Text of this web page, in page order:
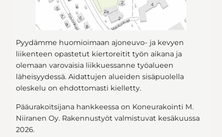
Pyydämme huomioimaan ajoneuvo- ja kevyen
liikenteen opastetut kiertoreitit työn aikana ja
olemaan varovaisia liikkuessanne työalueen
läheisyydessä. Aidattujen alueiden sisäpuolella
oleskelu on ehdottomasti kielletty.
Pääurakoitsijana hankkeessa on Koneurakointi M.
Niiranen Oy. Rakennustyöt valmistuvat kesäkuussa
2026.